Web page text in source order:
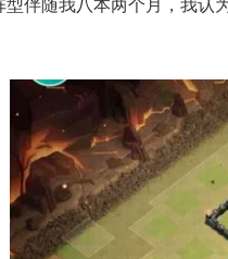
型伴随我八本两个月，我认